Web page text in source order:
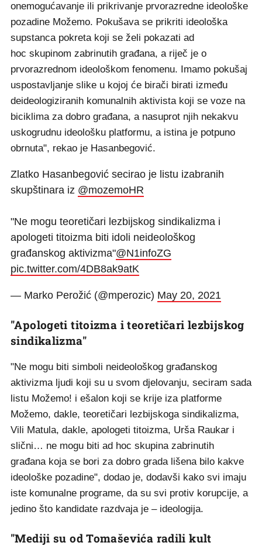
onemogućavanje ili prikrivanje prvorazredne ideološke
pozadine Možemo. Pokušava se prikriti ideološka
supstanca pokreta koji se želi pokazati ad
hoc skupinom zabrinutih građana, a riječ je o
prvorazrednom ideološkom fenomenu. Imamo pokušaj
uspostavljanje slike u kojoj će birači birati između
deideologiziranih komunalnih aktivista koji se voze na
biciklima za dobro građana, a nasuprot njih nekakvu
uskogrudnu ideološku platformu, a istina je potpuno
obrnuta", rekao je Hasanbegović.
Zlatko Hasanbegović secirao je listu izabranih
skupštinara iz @mozemoHR
"Ne mogu teoretičari lezbijskog sindikalizma i
apologeti titoizma biti idoli neideološkog
građanskog aktivizma"@N1infoZG
pic.twitter.com/4DB8ak9atK
— Marko Perožić (@mperozic) May 20, 2021
"Apologeti titoizma i teoretičari lezbijskog
sindikalizma"
"Ne mogu biti simboli neideološkog građanskog
aktivizma ljudi koji su u svom djelovanju, seciram sada
listu Možemo! i ešalon koji se krije iza platforme
Možemo, dakle, teoretičari lezbijskoga sindikalizma,
Vili Matula, dakle, apologeti titoizma, Urša Raukar i
slični… ne mogu biti ad hoc skupina zabrinutih
građana koja se bori za dobro grada lišena bilo kakve
ideološke pozadine", dodao je, dodavši kako svi imaju
iste komunalne programe, da su svi protiv korupcije, a
jedino što kandidate razdvaja je – ideologija.
"Mediji su od Tomaševića radili kult